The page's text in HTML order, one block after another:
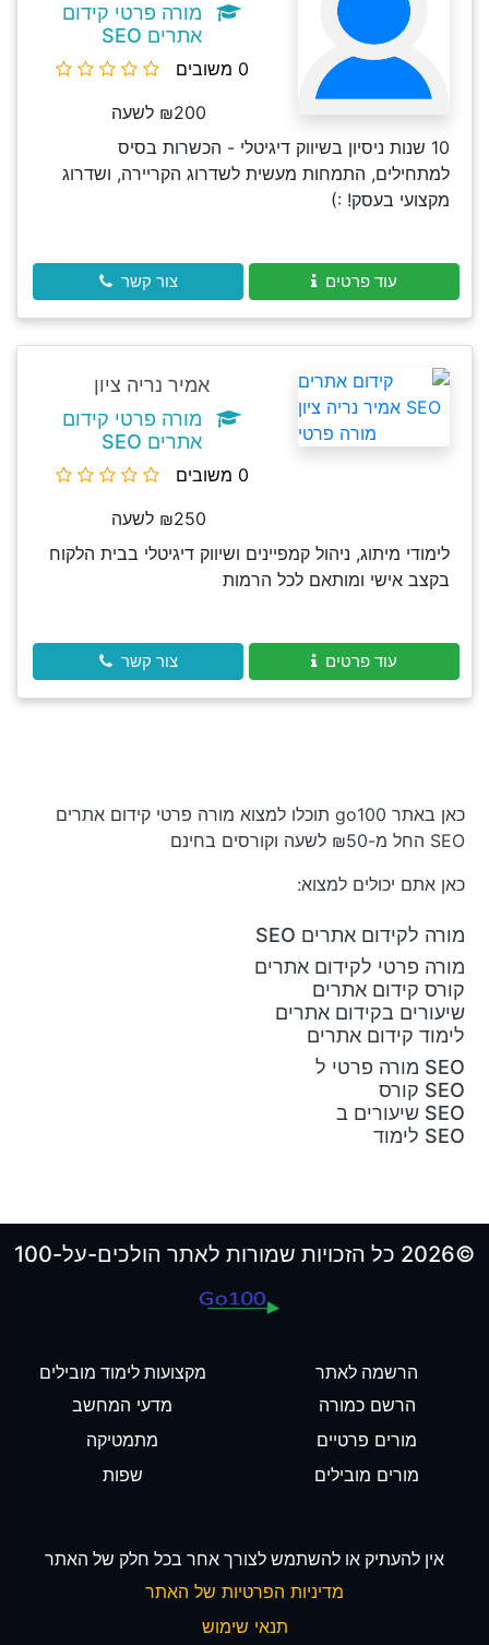
מורה פרטי קידום
אתרים SEO
0 משובים
₪200 לשעה
10 שנות ניסיון בשיווק דיגיטלי - הכשרות בסיס
למתחילים, התמחות מעשית לשדרוג הקריירה, ושדרוג
מקצועי בעסק! :)
עוד פרטים צור קשר
אמיר נריה ציון
מורה פרטי קידום
אתרים SEO
0 משובים
₪250 לשעה
לימודי מיתוג, ניהול קמפיינים ושיווק דיגיטלי בבית הלקוח
בקצב אישי ומותאם לכל הרמות
עוד פרטים צור קשר
כאן באתר go100 תוכלו למצוא מורה פרטי קידום אתרים
SEO החל מ-₪50 לשעה וקורסים בחינם
כאן אתם יכולים למצוא:
מורה לקידום אתרים SEO
מורה פרטי לקידום אתרים
קורס קידום אתרים
שיעורים בקידום אתרים
לימוד קידום אתרים
SEO מורה פרטי ל
SEO קורס
SEO שיעורים ב
SEO לימוד
©2026 כל הזכויות שמורות לאתר הולכים-על-100
הרשמה לאתר
הרשם כמורה
מורים פרטיים
מורים מובילים
מקצועות לימוד מובילים
מדעי המחשב
מתמטיקה
שפות
אין להעתיק או להשתמש לצורך אחר בכל חלק של האתר
מדיניות הפרטיות של האתר
תנאי שימוש